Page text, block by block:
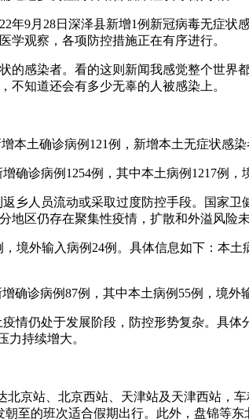
9月28日深泽县新增1例新冠病毒无症状
学观察，各项防控措施正在有序进行。
感染者。看的这则新闻我感觉整个世界
不知道还会有多少无辜的人被感染上。
本土确诊病例121例，新增本土无症状感染
诊病例1254例，其中本土病例1217例，
乡人员流动或采取过度防控手段。国家
区仍存在聚集性疫情，扩散和外溢风险未
境外输入病例24例。具体信息如下：本
确诊病例87例，其中本土病例55例，境外
情仍处于发展阶段，防控形势复杂。具
力持续增大。
京站、北京西站、天津站及天津西站，
至的班次适合假期出行。此外，盘锦等东